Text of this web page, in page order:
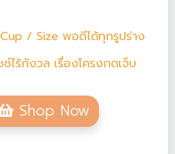
/ Size พอดีได้ทุกรูปร่าง
ไร้กังวล เรื่องโครงกดเจ็บ
Shop Now